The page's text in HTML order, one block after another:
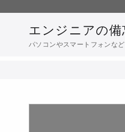
エンジニアの備
パソコンやスマートフォンな